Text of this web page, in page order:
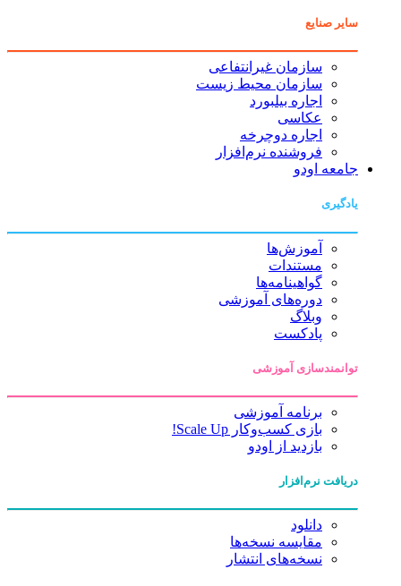
سایر صنایع
سازمان غیرانتفاعی
سازمان محیط زیست
اجاره بیلبورد
عکاسی
اجاره دوچرخه
فروشنده نرم‌افزار
جامعه اودو
یادگیری
آموزش‌ها
مستندات
گواهینامه‌ها
دوره‌های آموزشی
وبلاگ
پادکست
توانمندسازی آموزشی
برنامه آموزشی
بازی کسب‌وکار Scale Up!
بازدید از اودو
دریافت نرم‌افزار
دانلود
مقایسه نسخه‌ها
نسخه‌های انتشار